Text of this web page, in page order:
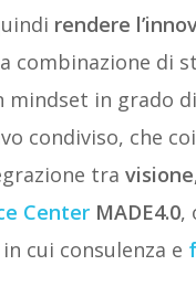
rendere
combinazione di
mindset in grado
condiviso, che
tra
Center MADE4.0,
cui consulenza e